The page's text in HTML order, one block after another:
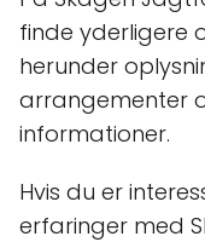
finde yderligere
herunder
arrangementer
informationer.
Hvis du er
erfaringer med